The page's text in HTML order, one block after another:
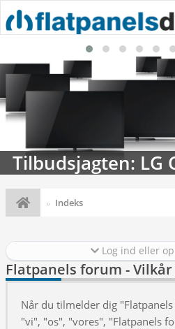
Tilbudsjagten: LG
Indeks
Log ind eller
Flatpanels forum -
Når du tilmelder dig
"vi", "os", "vores", "Flatpanels